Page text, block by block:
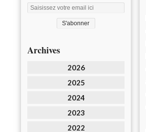
Archives
2026
2025
2024
2023
2022